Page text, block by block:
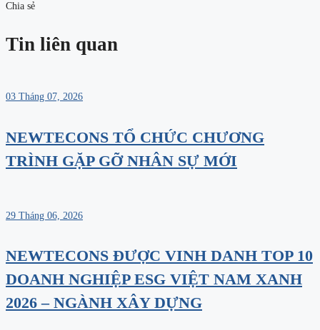
Chia sẻ
Tin liên quan
03 Tháng 07, 2026
NEWTECONS TỔ CHỨC CHƯƠNG
TRÌNH GẶP GỠ NHÂN SỰ MỚI
29 Tháng 06, 2026
NEWTECONS ĐƯỢC VINH DANH TOP 10
DOANH NGHIỆP ESG VIỆT NAM XANH
2026 – NGÀNH XÂY DỰNG